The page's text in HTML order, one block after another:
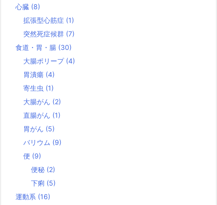
心臓 (8)
拡張型心筋症 (1)
突然死症候群 (7)
食道・胃・腸 (30)
大腸ポリープ (4)
胃潰瘍 (4)
寄生虫 (1)
大腸がん (2)
直腸がん (1)
胃がん (5)
バリウム (9)
便 (9)
便秘 (2)
下痢 (5)
運動系 (16)